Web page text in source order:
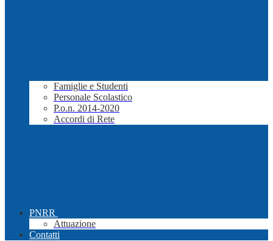
Famiglie e Studenti
Personale Scolastico
P.o.n. 2014-2020
Accordi di Rete
PNRR
Attuazione
Contatti